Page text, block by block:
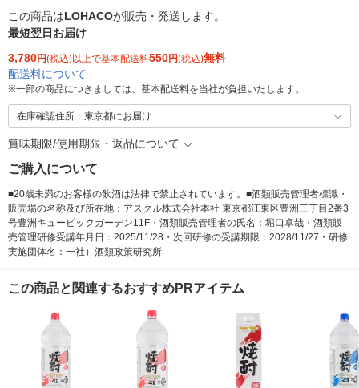
この商品はLOHACOが販売・発送します。
最短翌日お届け
3,780円(税込)以上で基本配送料550円(税込)無料
配送料について
※一部の商品につきましては、基本配送料を当社が負担いたします。
在庫確認住所：東京都にお届け
賞味期限/使用期限・返品について
ご購入について
■20歳未満のお客様の飲酒は法律で禁止されています。■酒類販売管理者標識・
販売場の名称及び所在地：アスクル株式会社本社 東京都江東区豊洲三丁目2番3
号豊洲キュービックガーデン11F・酒類販売管理者の氏名：堀口卓哉・酒類販
売管理研修受講年月日：2025/11/28・次回研修の受講期限：2028/11/27・研修
実施団体名：一社）酒類政策研究所
この商品と関連するおすすめPRアイテム